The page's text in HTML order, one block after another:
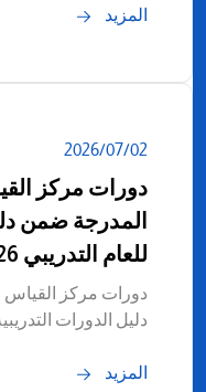
المزيد
02‏/07‏/2026
دورات مركز
المدرجة ضمن
للعام التدريبي 2026-2027
دورات مركز القياس
دليل الدورات التدريبية
المزيد